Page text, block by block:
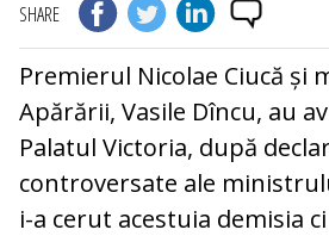
SHARE
Premierul Nicolae Ciucă și
Apărării, Vasile Dîncu, au
Palatul Victoria, după
controversate ale
i-a cerut acestuia demisia